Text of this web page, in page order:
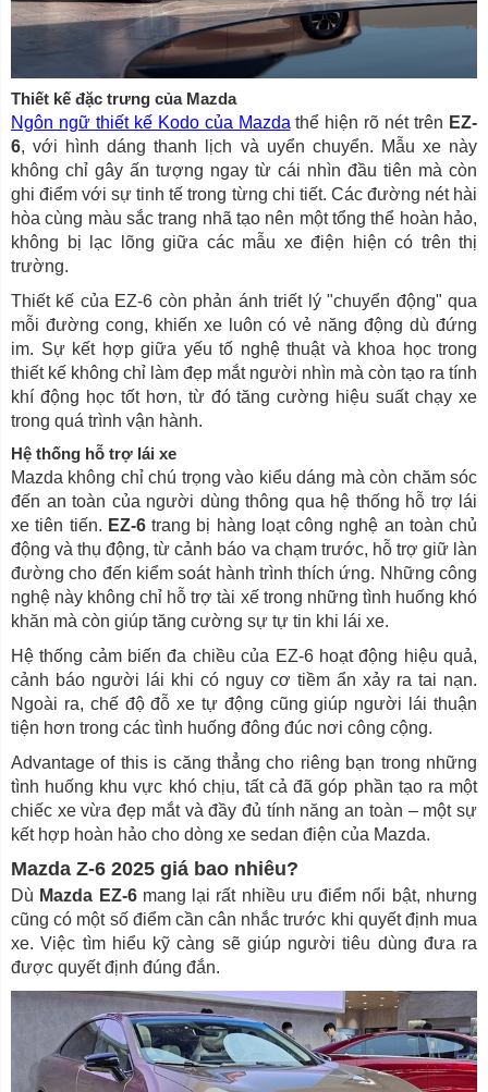
Thiết kế đặc trưng của Mazda
Ngôn ngữ thiết kế Kodo của Mazda thể hiện rõ nét trên EZ-
6, với hình dáng thanh lịch và uyển chuyển. Mẫu xe này
không chỉ gây ấn tượng ngay từ cái nhìn đầu tiên mà còn
ghi điểm với sự tinh tế trong từng chi tiết. Các đường nét hài
hòa cùng màu sắc trang nhã tạo nên một tổng thể hoàn hảo,
không bị lạc lõng giữa các mẫu xe điện hiện có trên thị
trường.
Thiết kế của EZ-6 còn phản ánh triết lý "chuyển động" qua
mỗi đường cong, khiến xe luôn có vẻ năng động dù đứng
im. Sự kết hợp giữa yếu tố nghệ thuật và khoa học trong
thiết kế không chỉ làm đẹp mắt người nhìn mà còn tạo ra tính
khí động học tốt hơn, từ đó tăng cường hiệu suất chạy xe
trong quá trình vận hành.
Hệ thống hỗ trợ lái xe
Mazda không chỉ chú trọng vào kiểu dáng mà còn chăm sóc
đến an toàn của người dùng thông qua hệ thống hỗ trợ lái
xe tiên tiến. EZ-6trang bị hàng loạt công nghệ an toàn chủ
động và thụ động, từ cảnh báo va chạm trước, hỗ trợ giữ làn
đường cho đến kiểm soát hành trình thích ứng. Những công
nghệ này không chỉ hỗ trợ tài xế trong những tình huống khó
khăn mà còn giúp tăng cường sự tự tin khi lái xe.
Hệ thống cảm biến đa chiều của EZ-6 hoạt động hiệu quả,
cảnh báo người lái khi có nguy cơ tiềm ẩn xảy ra tai nạn.
Ngoài ra, chế độ đỗ xe tự động cũng giúp người lái thuận
tiện hơn trong các tình huống đông đúc nơi công cộng.
Advantage of this is căng thẳng cho riêng bạn trong những
tình huống khu vực khó chịu, tất cả đã góp phần tạo ra một
chiếc xe vừa đẹp mắt và đầy đủ tính năng an toàn – một sự
kết hợp hoàn hảo cho dòng xe sedan điện của Mazda.
Mazda Z-6 2025 giá bao nhiêu?
Dù Mazda EZ-6mang lại rất nhiều ưu điểm nổi bật, nhưng
cũng có một số điểm cần cân nhắc trước khi quyết định mua
xe. Việc tìm hiểu kỹ càng sẽ giúp người tiêu dùng đưa ra
được quyết định đúng đắn.